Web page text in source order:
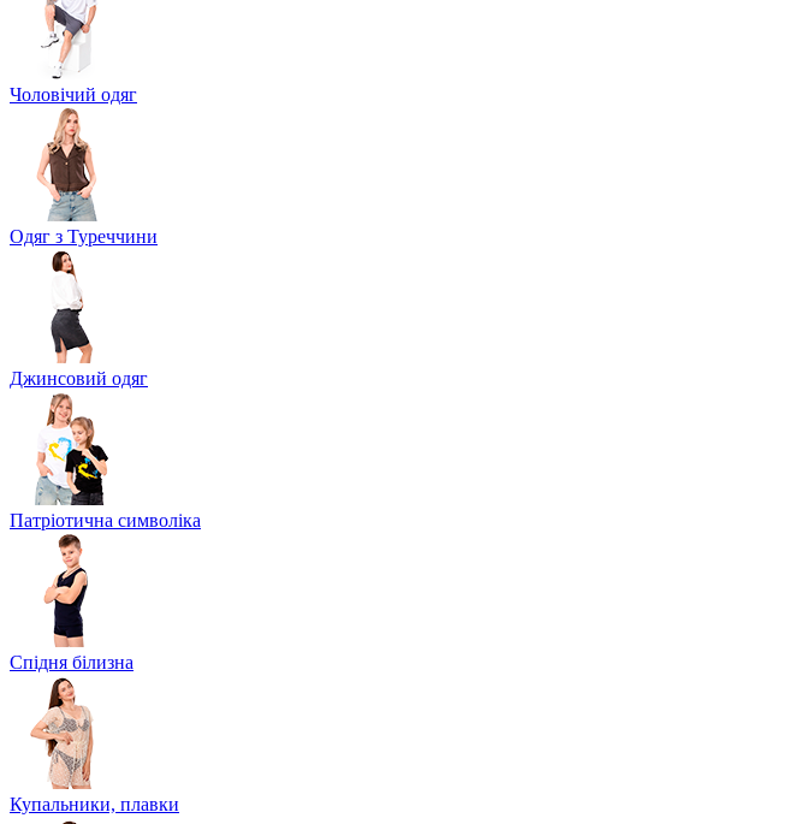
Чоловічий одяг
Одяг з Туреччини
Джинсовий одяг
Патріотична символіка
Спідня білизна
Купальники, плавки